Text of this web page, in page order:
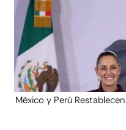
México y Perú